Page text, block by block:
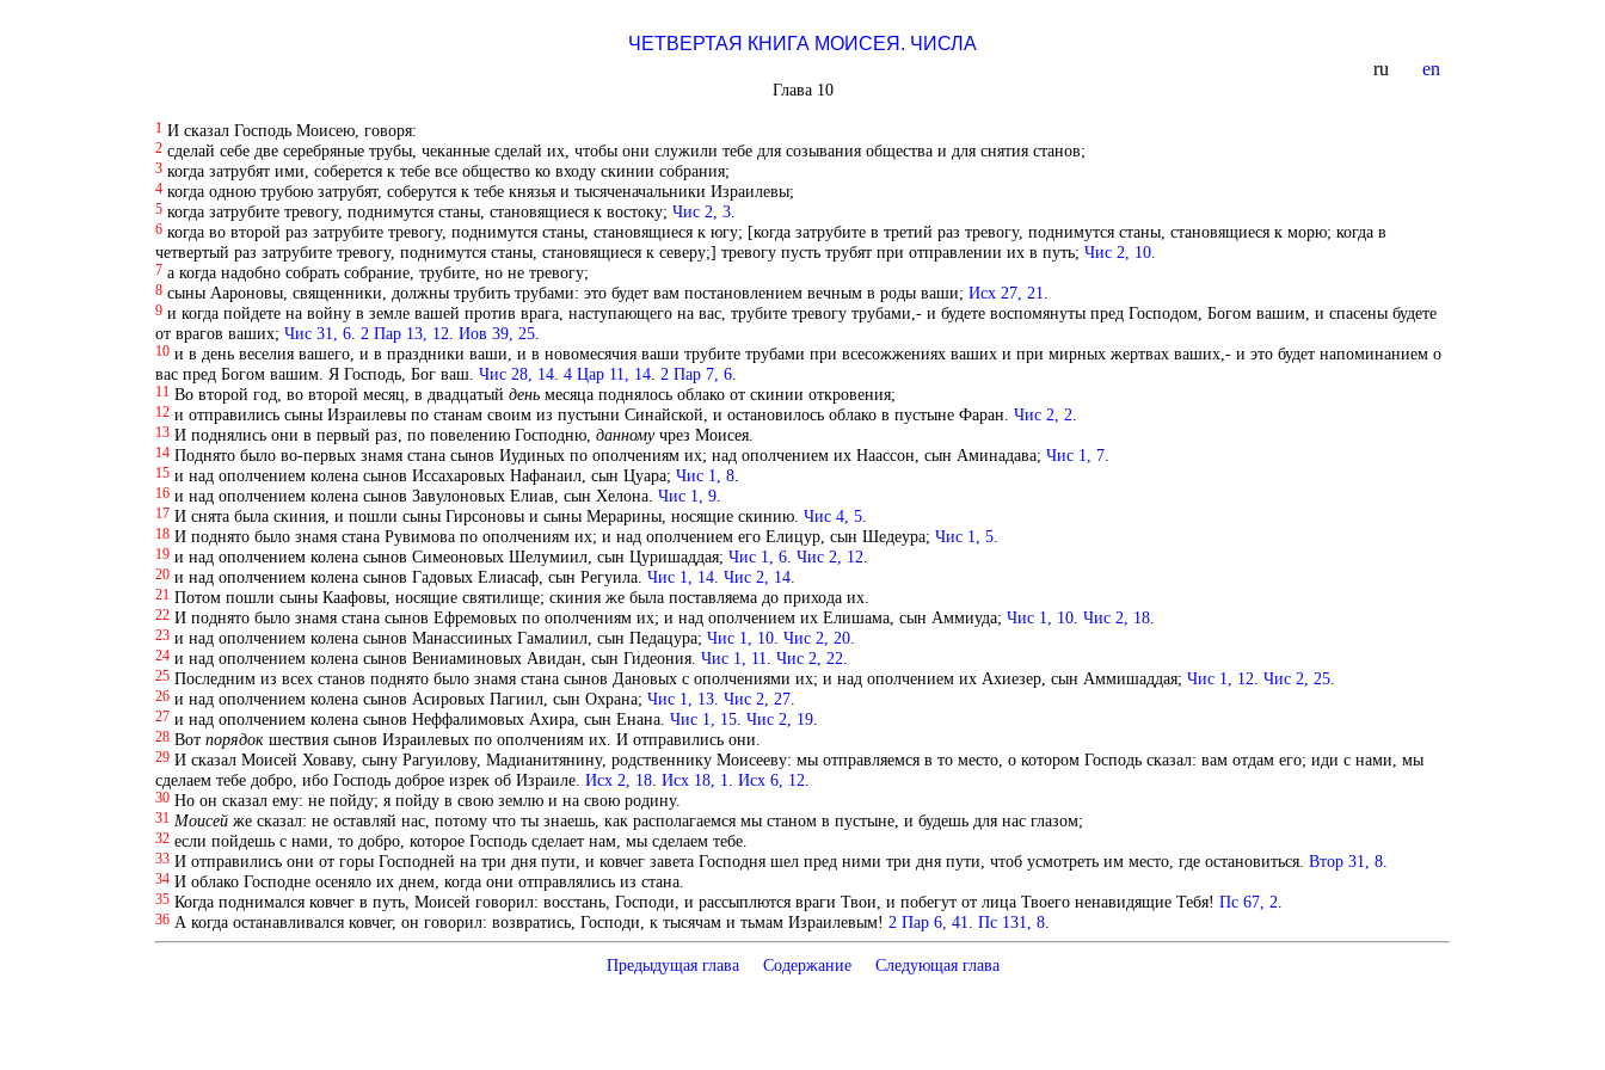
ЧЕТВЕРТАЯ КНИГА МОИСЕЯ. ЧИСЛА
ru en
Глава 10
1 И сказал Господь Моисею, говоря:
2 сделай себе две серебряные трубы, чеканные сделай их, чтобы они служили тебе для созывания общества и для снятия станов;
3 когда затрубят ими, соберется к тебе все общество ко входу скинии собрания;
4 когда одною трубою затрубят, соберутся к тебе князья и тысяченачальники Израилевы;
5 когда затрубите тревогу, поднимутся станы, становящиеся к востоку; Чис 2, 3.
6 когда во второй раз затрубите тревогу, поднимутся станы, становящиеся к югу; [когда затрубите в третий раз тревогу, поднимутся станы, становящиеся к морю; когда в
четвертый раз затрубите тревогу, поднимутся станы, становящиеся к северу;] тревогу пусть трубят при отправлении их в путь; Чис 2, 10.
7 а когда надобно собрать собрание, трубите, но не тревогу;
8 сыны Аароновы, священники, должны трубить трубами: это будет вам постановлением вечным в роды ваши; Исх 27, 21
9 и когда пойдете на войну в земле вашей против врага, наступающего на вас, трубите тревогу трубами,- и будете воспомянуты пред Господом, Богом вашим, и спасены будете
от врагов ваших; Чис 31, 6. 2 Пар 13, 12 Иов 39, 25.
10 и в день веселия вашего, и в праздники ваши, и в новомесячия ваши трубите трубами при всесожжениях ваших и при мирных жертвах ваших,- и это будет напоминанием о
вас пред Богом вашим. Я Господь, Бог ваш. Чис 28, 14. 4 Цар 11, 14. 2 Пар 7, 6.
11 Во второй год, во второй месяц, в двадцатый деньмесяца поднялось облако от скинии откровения;
12 и отправились сыны Израилевы по станам своим из пустыни Синайской, и остановилось облако в пустыне Фаран. Чис 2, 2
13 И поднялись они в первый раз, по повелению Господню, данномучрез Моисея.
14 Поднято было во-первых знамя стана сынов Иудиных по ополчениям их; над ополчением их Наассон, сын Аминадава; Чис 1, 7.
15 и над ополчением колена сынов Иссахаровых Нафанаил, сын Цуара; Чис 1, 8.
16 и над ополчением колена сынов Завулоновых Елиав, сын Хелона. Чис 1, 9.
17 И снята была скиния, и пошли сыны Гирсоновы и сыны Мерарины, носящие скинию. Чис 4, 5.
18 И поднято было знамя стана Рувимова по ополчениям их; и над ополчением его Елицур, сын Шедеура; Чис 1, 5.
19 и над ополчением колена сынов Симеоновых Шелумиил, сын Цуришаддая; Чис 1, 6. Чис 2, 12
20 и над ополчением колена сынов Гадовых Елиасаф, сын Регуила. Чис 1, 14. Чис 2, 14.
21 Потом пошли сыны Каафовы, носящие святилище; скиния же была поставляема до прихода их.
22 И поднято было знамя стана сынов Ефремовых по ополчениям их; и над ополчением их Елишама, сын Аммиуда; Чис 1, 10. Чис 2, 18.
23 и над ополчением колена сынов Манассииных Гамалиил, сын Педацура; Чис 1, 10. Чис 2, 20.
24 и над ополчением колена сынов Вениаминовых Авидан, сын Гидеония. Чис 1, 11 Чис 2, 22
25 Последним из всех станов поднято было знамя стана сынов Дановых с ополчениями их; и над ополчением их Ахиезер, сын Аммишаддая; Чис 1, 12 Чис 2, 25.
26 и над ополчением колена сынов Асировых Пагиил, сын Охрана; Чис 1, 13. Чис 2, 27.
27 и над ополчением колена сынов Неффалимовых Ахира, сын Енана. Чис 1, 15. Чис 2, 19.
28 Вот порядокшествия сынов Израилевых по ополчениям их. И отправились они.
29 И сказал Моисей Ховаву, сыну Рагуилову, Мадианитянину, родственнику Моисееву: мы отправляемся в то место, о котором Господь сказал: вам отдам его; иди с нами, мы
сделаем тебе добро, ибо Господь доброе изрек об Израиле. Исх 2, 18. Исх 18, 1 Исх 6, 12
30 Но он сказал ему: не пойду; я пойду в свою землю и на свою родину.
31 Моисейже сказал: не оставляй нас, потому что ты знаешь, как располагаемся мы станом в пустыне, и будешь для нас глазом;
32 если пойдешь с нами, то добро, которое Господь сделает нам, мы сделаем тебе.
33 И отправились они от горы Господней на три дня пути, и ковчег завета Господня шел пред ними три дня пути, чтоб усмотреть им место, где остановиться. Втор 31, 8.
34 И облако Господне осеняло их днем, когда они отправлялись из стана.
35 Когда поднимался ковчег в путь, Моисей говорил: восстань, Господи, и рассыплются враги Твои, и побегут от лица Твоего ненавидящие Тебя! Пс 67, 2
36 А когда останавливался ковчег, он говорил: возвратись, Господи, к тысячам и тьмам Израилевым! 2 Пар 6, 41 Пс 131, 8.
Предыдущая глава Содержание Следующая глава